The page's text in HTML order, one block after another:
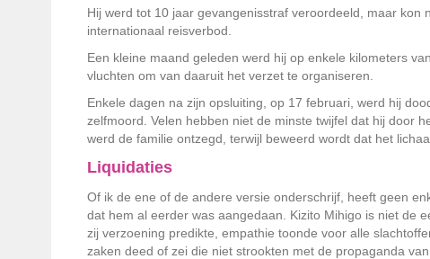
Hij werd tot 10 jaar gevangenisstraf veroordeeld, maar
internationaal reisverbod.
Een kleine maand geleden werd hij op enkele kilometers
vluchten om van daaruit het verzet te organiseren.
Enkele dagen na zijn opsluiting, op 17 februari, werd hij
zelfmoord. Velen hebben niet de minste twijfel dat hij door
werd de familie ontzegd, terwijl beweerd wordt dat het
Liquidaties
Of ik de ene of de andere versie onderschrijf, heeft geen
dat hem al eerder was aangedaan. Kizito Mihigo is niet de
zij verzoening predikte, empathie toonde voor alle
zaken deed of zei die niet strookten met de propaganda